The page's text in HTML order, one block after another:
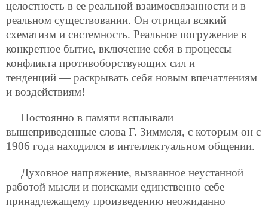
целостность в ее реальной взаимосвязанности и в
реальном существовании. Он отрицал всякий
схематизм и системность. Реальное погружение в
конкретное бытие, включение себя в процессы
конфликта противоборствующих сил и
тенденций — раскрывать себя новым впечатлениям
и воздействиям!
Постоянно в памяти всплывали
вышеприведенные слова Г. Зиммеля, с которым он с
1906 года находился в интеллектуальном общении.
Духовное напряжение, вызванное неустанной
работой мысли и поисками единственно себе
принадлежащему произведению неожиданно